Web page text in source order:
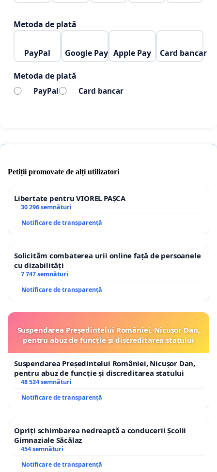
Metoda de plată
PayPal Google Pay Apple Pay Card bancar
Metoda de plată
PayPal Card bancar
Petiții promovate de alți utilizatori
Libertate pentru VIOREL PAȘCA
30 296 semnături
Notificare de transparență
Solicităm combaterea urii online față de persoanele
cu dizabilități
7 747 semnături
Notificare de transparență
Suspendarea Președintelui României, Nicușor Dan,
pentru abuz de funcție și discreditarea statului
Suspendarea Președintelui României, Nicușor Dan,
pentru abuz de funcție și discreditarea statului
48 524 semnături
Notificare de transparență
Opriți schimbarea nedreaptă a conducerii Școlii
Gimnaziale Săcălaz
454 semnături
Notificare de transparență